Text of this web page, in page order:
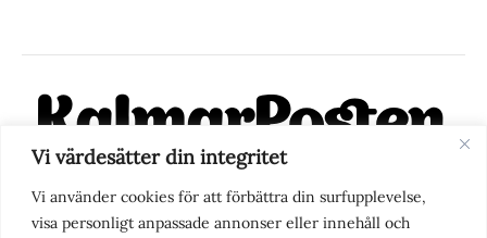
Vi värdesätter din integritet
Vi använder cookies för att förbättra din surfupplevelse,
visa personligt anpassade annonser eller innehåll och
KalmarPosten är en modern lokalnyhetstidning på nätet. Med
fokus på Kalmarregionen, men också med blick för det större
perspektivet, vill vi vara din självklara kanal för nyheter,